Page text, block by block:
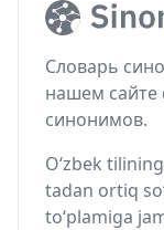
Словарь
нашем сайте
синонимов.
O‘zbek
tadan ortiq
to‘plamiga